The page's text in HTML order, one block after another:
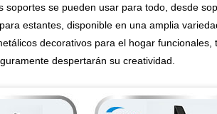
soportes se pueden usar para todo, desde
estantes, disponible en una amplia
decorativos para el hogar
despertarán su creatividad.